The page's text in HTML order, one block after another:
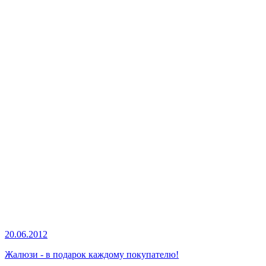
20.06.2012
Жалюзи - в подарок каждому покупателю!